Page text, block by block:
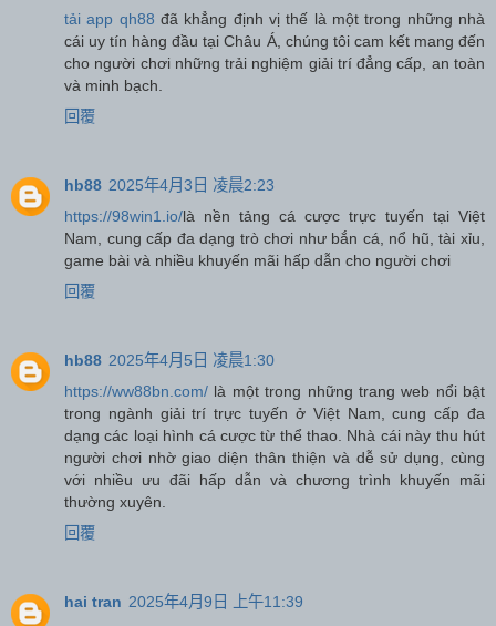
tải app qh88 đã khẳng định vị thế là một trong những nhà
cái uy tín hàng đầu tại Châu Á, chúng tôi cam kết mang đến
cho người chơi những trải nghiệm giải trí đẳng cấp, an toàn
và minh bạch.
回覆
hb88 2025年4月3日 凌晨2:23
https://98win1.io/là nền tảng cá cược trực tuyến tại Việt
Nam, cung cấp đa dạng trò chơi như bắn cá, nổ hũ, tài xỉu,
game bài và nhiều khuyến mãi hấp dẫn cho người chơi
回覆
hb88 2025年4月5日 凌晨1:30
https://ww88bn.com/ là một trong những trang web nổi bật
trong ngành giải trí trực tuyến ở Việt Nam, cung cấp đa
dạng các loại hình cá cược từ thể thao. Nhà cái này thu hút
người chơi nhờ giao diện thân thiện và dễ sử dụng, cùng
với nhiều ưu đãi hấp dẫn và chương trình khuyến mãi
thường xuyên.
回覆
hai tran 2025年4月9日 上午11:39